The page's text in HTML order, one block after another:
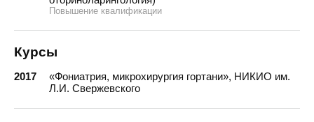
Повышение квалификации
Курсы
2017
«Фониатрия, микрохирургия гортани», НИКИО им.
Л.И. Свержевского